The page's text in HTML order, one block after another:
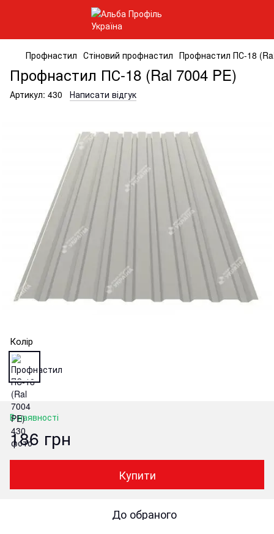
Профнастил Стіновий профнастил Профнастил ПС-18
Профнастил ПС-18 (Ral 7004 PE)
Артикул: 430 Написати відгук
Колір
В наявності
186 грн
Купити
До обраного